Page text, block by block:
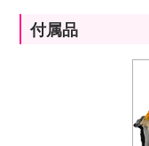
付属品